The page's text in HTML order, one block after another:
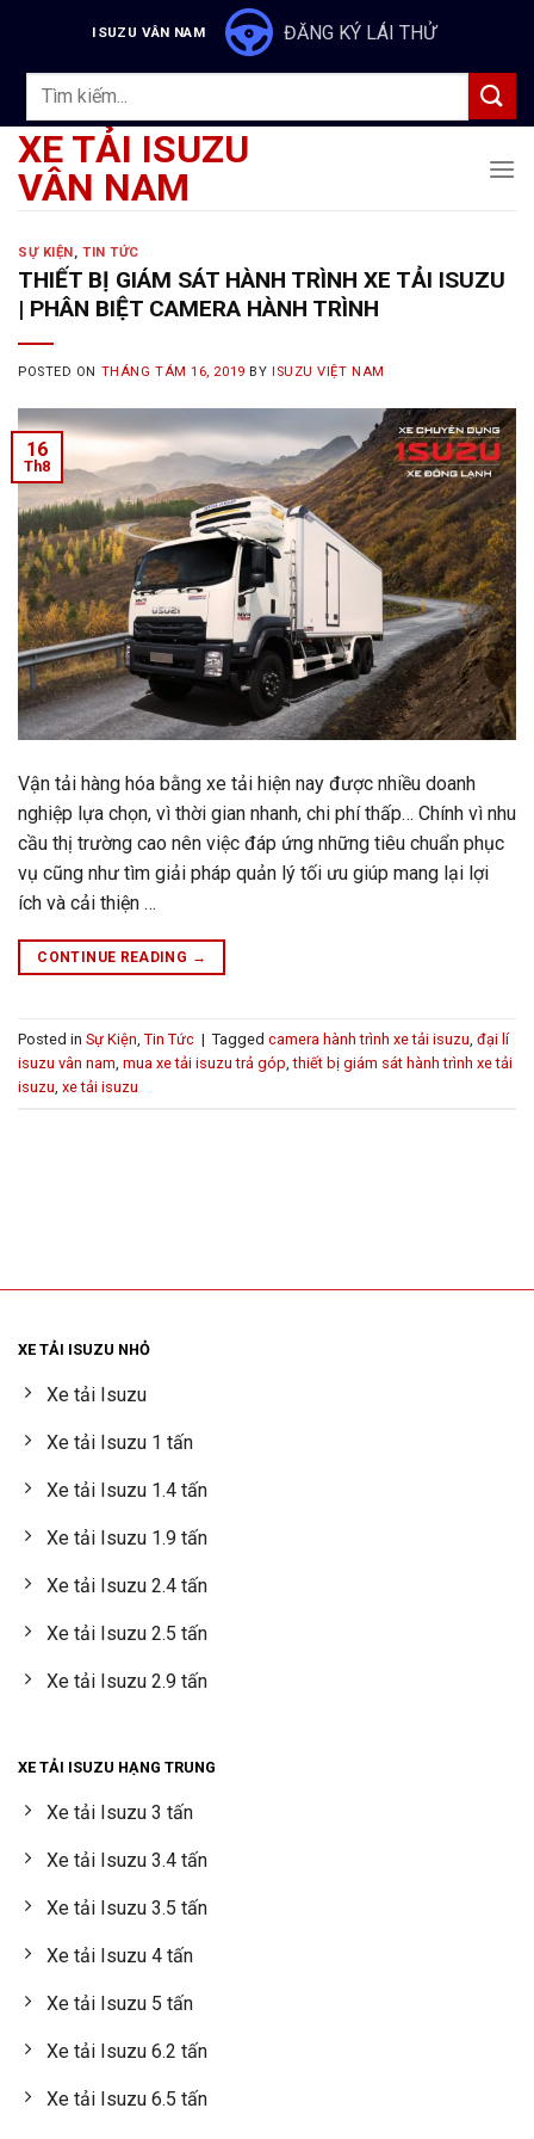
content
ISUZU VÂN NAM ĐĂNG KÝ LÁI THỬ
Tìm
XE TẢI ISUZU
VÂN NAM
SỰ KIỆN,TIN TỨC
THIẾT BỊ GIÁM SÁT HÀNH TRÌNH XE TẢI ISUZU
| PHÂN BIỆT CAMERA HÀNH TRÌNH
POSTED ON THÁNG TÁM 16, 2019 BY ISUZU VIỆT NAM
16
Th8
Vận tải hàng hóa bằng xe tải hiện nay được nhiều doanh
nghiệp lựa chọn, vì thời gian nhanh, chi phí thấp… Chính vì nhu
cầu thị trường cao nên việc đáp ứng những tiêu chuẩn phục
vụ cũng như tìm giải pháp quản lý tối ưu giúp mang lại lợi
ích và cải thiện …
CONTINUE READING →
Posted in Sự Kiện Tin Tức | Tagged camera hành trình xe tải isuzu đại lí
isuzu vân nam mua xe tải isuzu trả góp ,thiết bị giám sát hành trình xe tải
isuzu xe tải isuzu
XE TẢI ISUZU NHỎ
Xe tải Isuzu
Xe tải Isuzu 1 tấn
Xe tải Isuzu 1.4 tấn
Xe tải Isuzu 1.9 tấn
Xe tải Isuzu 2.4 tấn
Xe tải Isuzu 2.5 tấn
Xe tải Isuzu 2.9 tấn
XE TẢI ISUZU HẠNG TRUNG
Xe tải Isuzu 3 tấn
Xe tải Isuzu 3.4 tấn
Xe tải Isuzu 3.5 tấn
Xe tải Isuzu 4 tấn
Xe tải Isuzu 5 tấn
Xe tải Isuzu 6.2 tấn
Xe tải Isuzu 6.5 tấn